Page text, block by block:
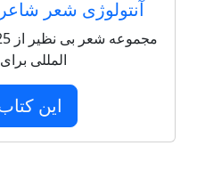
آنتولوژی شعر
المللی
این